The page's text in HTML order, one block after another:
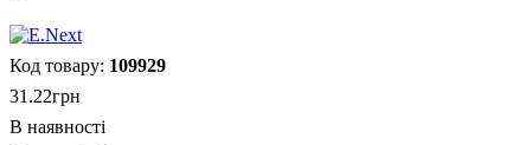
109929
31 .22грн
В наявності